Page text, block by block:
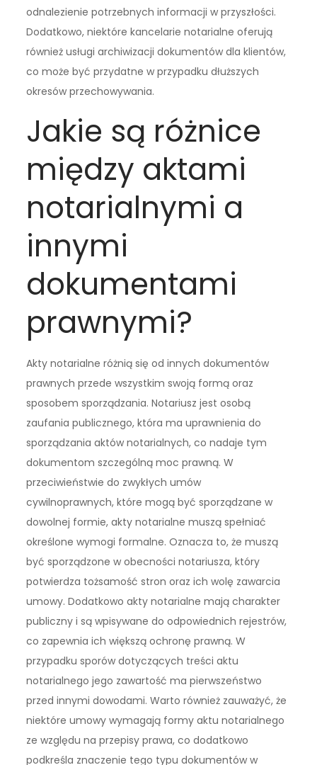
odnalezienie potrzebnych informacji w przyszłości.
Dodatkowo, niektóre kancelarie notarialne oferują
również usługi archiwizacji dokumentów dla klientów,
co może być przydatne w przypadku dłuższych
okresów przechowywania.
Jakie są różnice
między aktami
notarialnymi a
innymi
dokumentami
prawnymi?
Akty notarialne różnią się od innych dokumentów
prawnych przede wszystkim swoją formą oraz
sposobem sporządzania. Notariusz jest osobą
zaufania publicznego, która ma uprawnienia do
sporządzania aktów notarialnych, co nadaje tym
dokumentom szczególną moc prawną. W
przeciwieństwie do zwykłych umów
cywilnoprawnych, które mogą być sporządzane w
dowolnej formie, akty notarialne muszą spełniać
określone wymogi formalne. Oznacza to, że muszą
być sporządzone w obecności notariusza, który
potwierdza tożsamość stron oraz ich wolę zawarcia
umowy. Dodatkowo akty notarialne mają charakter
publiczny i są wpisywane do odpowiednich rejestrów,
co zapewnia ich większą ochronę prawną. W
przypadku sporów dotyczących treści aktu
notarialnego jego zawartość ma pierwszeństwo
przed innymi dowodami. Warto również zauważyć, że
niektóre umowy wymagają formy aktu notarialnego
ze względu na przepisy prawa, co dodatkowo
podkreśla znaczenie tego typu dokumentów w